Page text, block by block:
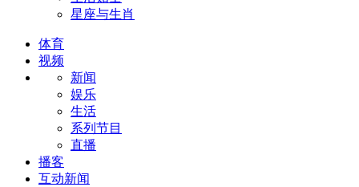
星座与生肖
体育
视频
新闻
娱乐
生活
系列节目
直播
播客
互动新闻